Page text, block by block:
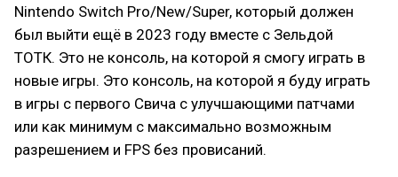
Nintendo Switch Pro/New/Super, который должен
был выйти ещё в 2023 году вместе с Зельдой
ТОТК. Это не консоль, на которой я смогу играть в
новые игры. Это консоль, на которой я буду играть
в игры с первого Свича с улучшающими патчами
или как минимум с максимально возможным
разрешением и FPS без провисаний.